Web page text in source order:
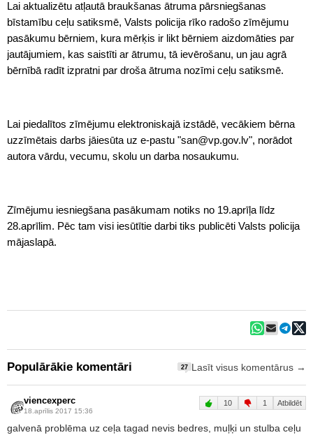
Lai aktualizētu atļautā braukšanas ātruma pārsniegšanas
bīstamību ceļu satiksmē, Valsts policija rīko radošo zīmējumu
pasākumu bērniem, kura mērķis ir likt bērniem aizdomāties par
jautājumiem, kas saistīti ar ātrumu, tā ievērošanu, un jau agrā
bērnībā radīt izpratni par droša ātruma nozīmi ceļu satiksmē.
Lai piedalītos zīmējumu elektroniskajā izstādē, vecākiem bērna
uzzīmētais darbs jāiesūta uz e-pastu "san@vp.gov.lv", norādot
autora vārdu, vecumu, skolu un darba nosaukumu.
Zīmējumu iesniegšana pasākumam notiks no 19.aprīļa līdz
28.aprīlim. Pēc tam visi iesūtītie darbi tiks publicēti Valsts policija
mājaslapā.
Populārākie komentāri 27 Lasīt visus komentārus →
viencexperc
18.aprīlis 2017 15:36
10 1 Atbildēt
galvenā problēma uz ceļa tagad nevis bedres, muļķi un stulba ceļu